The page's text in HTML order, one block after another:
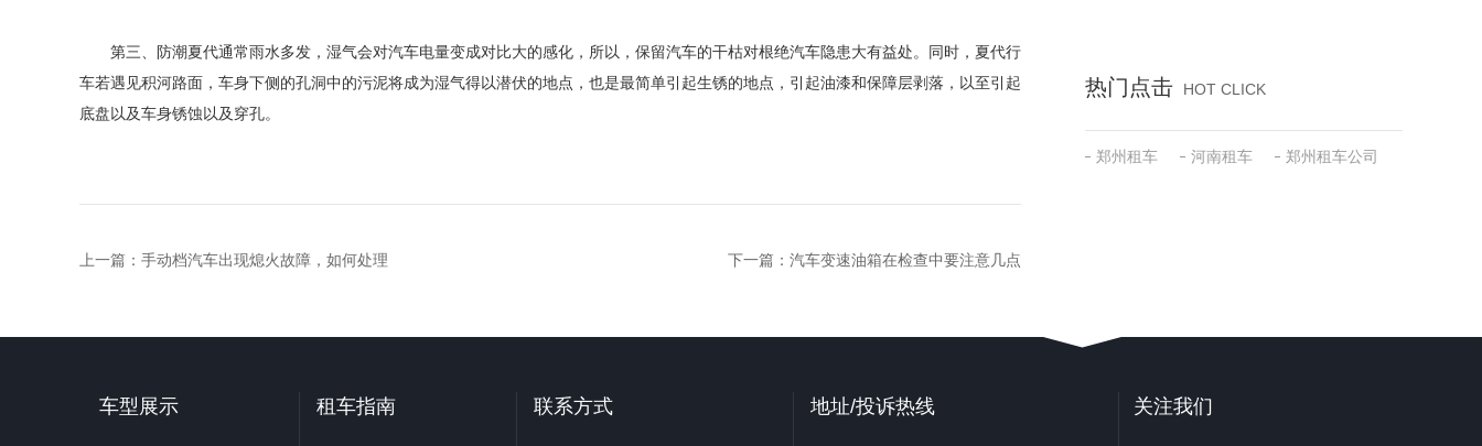
第三、防潮夏代通常雨水多发，湿气会对汽车电量变成对比大的感化，所以，保留汽车的干枯对根绝汽车隐患大有益处。同时，夏代行
车若遇见积河路面，车身下侧的孔洞中的污泥将成为湿气得以潜伏的地点，也是最简单引起生锈的地点，引起油漆和保障层剥落，以至引起
底盘以及车身锈蚀以及穿孔。
上一篇： 手动档汽车出现熄火故障，如何处理 下一篇： 汽车变速油箱在检查中要注意几点
热门点击 HOT CLICK
郑州租车 河南租车 郑州租车公司
车型展示 租车指南 联系方式 地址/投诉热线 关注我们